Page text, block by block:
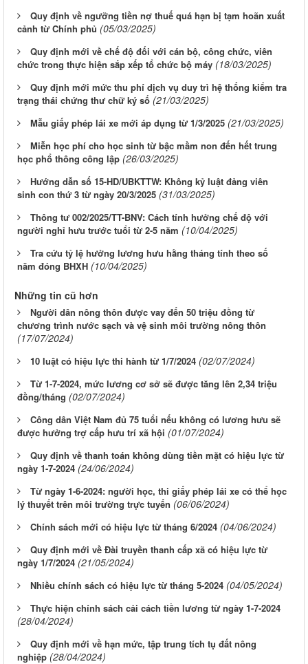
Quy định về ngưỡng tiền nợ thuế quá hạn bị tạm hoãn xuất
cảnh từ Chính phủ (05/03/2025)
Quy định mới về chế độ đối với cán bộ, công chức, viên
chức trong thực hiện sắp xếp tổ chức bộ máy (18/03/2025)
Quy định mới mức thu phí dịch vụ duy trì hệ thống kiểm tra
trạng thái chứng thư chữ ký số (21/03/2025)
Mẫu giấy phép lái xe mới áp dụng từ 1/3/2025 (21/03/2025)
Miễn học phí cho học sinh từ bậc mầm non đến hết trung
học phổ thông công lập (26/03/2025)
Hướng dẫn số 15-HD/UBKTTW: Không kỷ luật đảng viên
sinh con thứ 3 từ ngày 20/3/2025 (31/03/2025)
Thông tư 002/2025/TT-BNV: Cách tính hưởng chế độ với
người nghỉ hưu trước tuổi từ 2-5 năm (10/04/2025)
Tra cứu tỷ lệ hưởng lương hưu hằng tháng tính theo số
năm đóng BHXH (10/04/2025)
Những tin cũ hơn
Người dân nông thôn được vay đến 50 triệu đồng từ
chương trình nước sạch và vệ sinh môi trường nông thôn
(17/07/2024)
10 luật có hiệu lực thi hành từ 1/7/2024 (02/07/2024)
Từ 1-7-2024, mức lương cơ sở sẽ được tăng lên 2,34 triệu
đồng/tháng (02/07/2024)
Công dân Việt Nam đủ 75 tuổi nếu không có lương hưu sẽ
được hưởng trợ cấp hưu trí xã hội (01/07/2024)
Quy định về thanh toán không dùng tiền mặt có hiệu lực từ
ngày 1-7-2024 (24/06/2024)
Từ ngày 1-6-2024: người học, thi giấy phép lái xe có thể học
lý thuyết trên môi trường trực tuyến (06/06/2024)
Chính sách mới có hiệu lực từ tháng 6/2024 (04/06/2024)
Quy định mới về Đài truyền thanh cấp xã có hiệu lực từ
ngày 1/7/2024 (21/05/2024)
Nhiều chính sách có hiệu lực từ tháng 5-2024 (04/05/2024)
Thực hiện chính sách cải cách tiền lương từ ngày 1-7-2024
(28/04/2024)
Quy định mới về hạn mức, tập trung tích tụ đất nông
nghiệp (28/04/2024)